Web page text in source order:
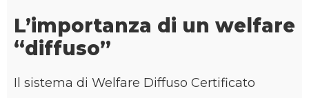
L’importanza di un welfare
“diffuso”
Il sistema di Welfare Diffuso Certificato